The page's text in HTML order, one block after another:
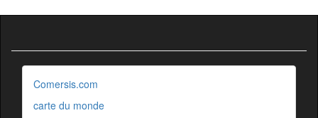
Comersis.com
carte du monde